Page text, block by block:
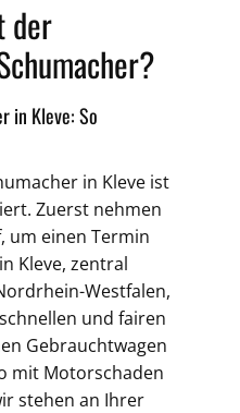
der
in Kleve: So
in Kleve ist
Zuerst nehmen
um einen Termin
Kleve, zentral
Westfalen,
und fairen
Gebrauchtwagen
mit Motorschaden
stehen an Ihrer